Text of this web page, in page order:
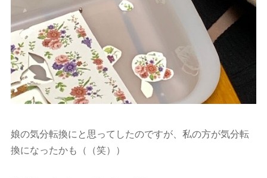
娘の気分転換にと思ってしたのですが、私の方が気分転
換になったかも（（笑））